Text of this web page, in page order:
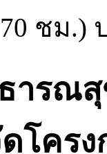
ชม.)
ารณสุ
โคร